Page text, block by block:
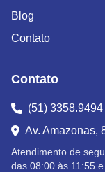
Blog
Contato
Contato
(51) 3358.9494
Av. Amazonas,
Atendimento de
das 08:00 às 11:55